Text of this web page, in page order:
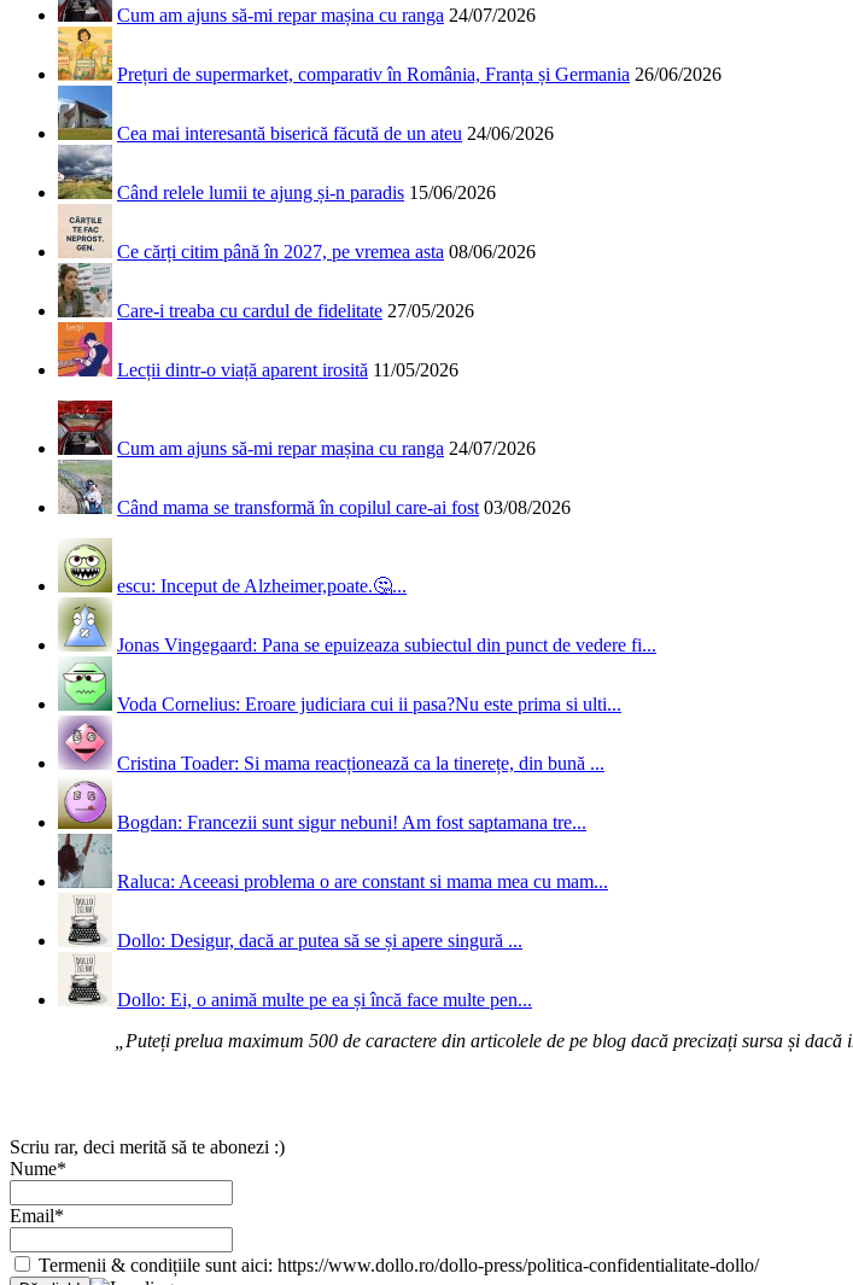
Cum am ajuns să-mi repar mașina cu ranga 24/07/2026
Prețuri de supermarket, comparativ în România, Franța și Germania 26/06/2026
Cea mai interesantă biserică făcută de un ateu 24/06/2026
Când relele lumii te ajung și-n paradis 15/06/2026
Ce cărți citim până în 2027, pe vremea asta 08/06/2026
Care-i treaba cu cardul de fidelitate 27/05/2026
Lecții dintr-o viață aparent irosită 11/05/2026
Cum am ajuns să-mi repar mașina cu ranga 24/07/2026
Când mama se transformă în copilul care-ai fost 03/08/2026
escu: Inceput de Alzheimer,poate.🤔...
Jonas Vingegaard: Pana se epuizeaza subiectul din punct de vedere fi...
Voda Cornelius: Eroare judiciara cui ii pasa?Nu este prima si ulti...
Cristina Toader: Si mama reacționează ca la tinerețe, din bună ...
Bogdan: Francezii sunt sigur nebuni! Am fost saptamana tre...
Raluca: Aceeasi problema o are constant si mama mea cu mam...
Dollo: Desigur, dacă ar putea să se și apere singură ...
Dollo: Ei, o animă multe pe ea și încă face multe pen...
„Puteți prelua maximum 500 de caractere din articolele de pe blog dacă precizați sursa și
Scriu rar, deci merită să te abonezi :)
Nume*
Email*
Termenii & condițiile sunt aici: https://www.dollo.ro/dollo-press/politica-confidentialitate-dollo/